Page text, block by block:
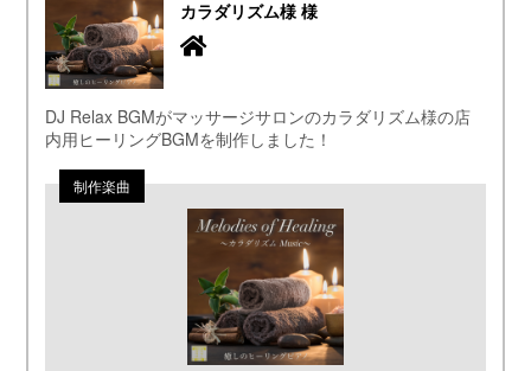
カラダリズム様 様
DJ Relax BGMがマッサージサロンのカラダリズム様の店
内用ヒーリングBGMを制作しました！